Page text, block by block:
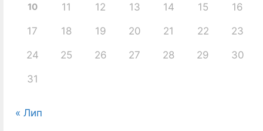
10 11 12 13 14 15 16
17 18 19 20 21 22 23
24 25 26 27 28 29 30
31
« Лип